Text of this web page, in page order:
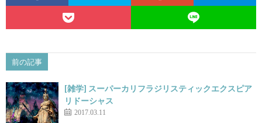
前の記事
[雑学] スーパーカリフラジリスティックエクスピア
リドーシャス
2017.03.11